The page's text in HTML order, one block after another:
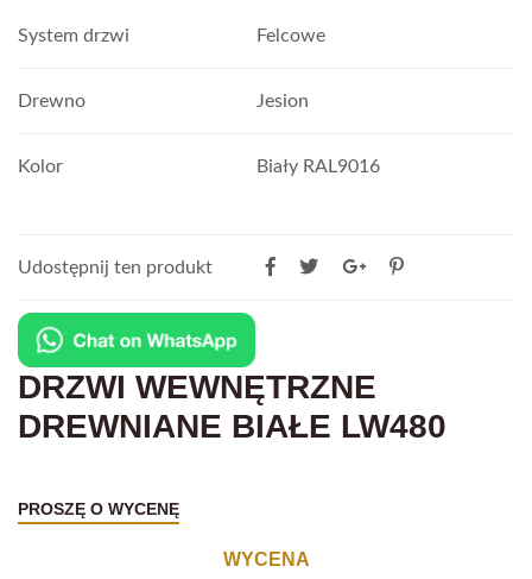
System drzwi Felcowe
Drewno Jesion
Kolor Biały RAL9016
Udostępnij ten produkt
DRZWI WEWNĘTRZNE
DREWNIANE BIAŁE LW480
PROSZĘ O WYCENĘ
WYCENA